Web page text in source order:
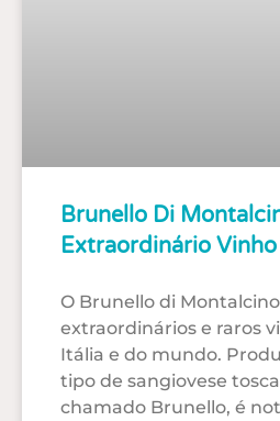
Brunello Di
Extraordinário
O Brunello di
extraordinários e raros
Itália e do mundo.
tipo de sangiovese
chamado Brunello, é